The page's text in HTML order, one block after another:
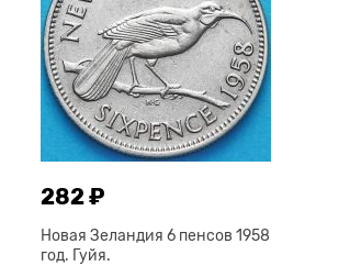
282 ₽
Новая Зеландия 6 пенсов 1958
год. Гуйя.